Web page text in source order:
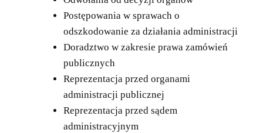
Postępowania w sprawach o
odszkodowanie za działania administracji
Doradztwo w zakresie prawa zamówień
publicznych
Reprezentacja przed organami
administracji publicznej
Reprezentacja przed sądem
administracyjnym